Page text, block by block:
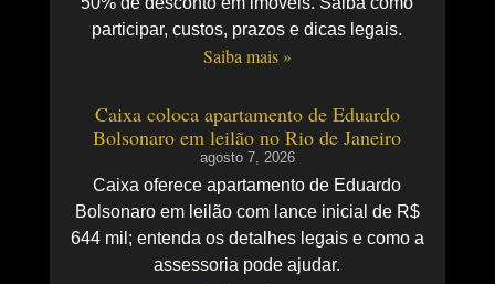
participar, custos, prazos e dicas legais.
Saiba mais »
Caixa coloca apartamento de Eduardo
Bolsonaro em leilão no Rio de Janeiro
agosto 7, 2026
Caixa oferece apartamento de Eduardo
Bolsonaro em leilão com lance inicial de R$
644 mil; entenda os detalhes legais e como a
assessoria pode ajudar.